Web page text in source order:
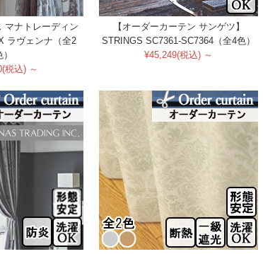
マナトレーディン
ラヴェンナ（全2
税込) ～
【オーダーカーテン サンゲツ】
STRINGS SC7361-SC7364（全4色）
¥45,249(税込) ～